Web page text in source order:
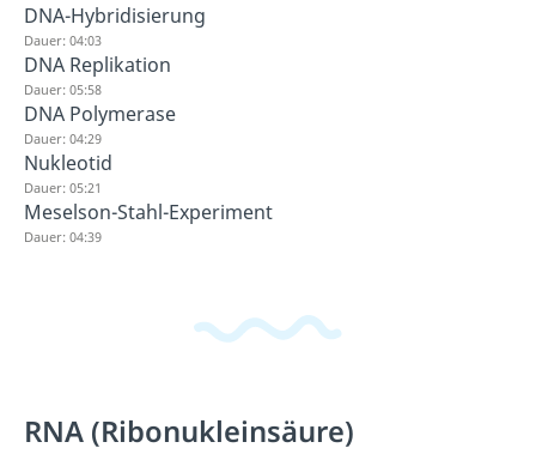
DNA-Hybridisierung
Dauer: 04:03
DNA Replikation
Dauer: 05:58
DNA Polymerase
Dauer: 04:29
Nukleotid
Dauer: 05:21
Meselson-Stahl-Experiment
Dauer: 04:39
RNA (Ribonukleinsäure)